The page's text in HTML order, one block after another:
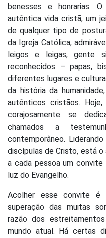
benesses e honrarias.
autêntica vida cristã, um
de qualquer tipo de
da Igreja Católica,
leigos e leigas, gente
reconhecidos – papas,
diferentes lugares e
da história da
autênticos cristãos.
corajosamente se
chamados a
contemporâneo.
discípulas de Cristo, está o
a cada pessoa um convite
luz do Evangelho.
Acolher esse convite é
superação das muitas
razão dos
mundo atual. Há certas